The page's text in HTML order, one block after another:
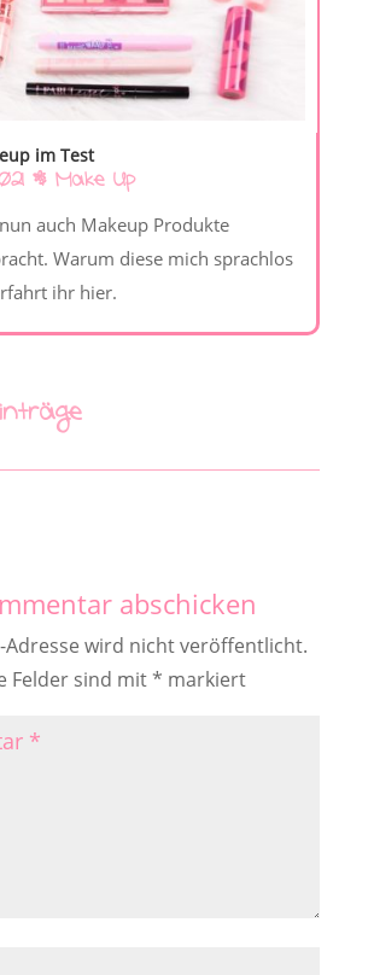
im Test
| Make Up
auch Makeup Produkte
Warum diese mich sprachlos
ihr hier.
abschicken
Adresse wird nicht veröffentlicht.
Felder sind mit* markiert